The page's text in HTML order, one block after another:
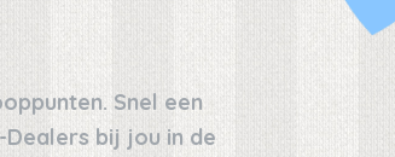
Snel een
bij jou in de